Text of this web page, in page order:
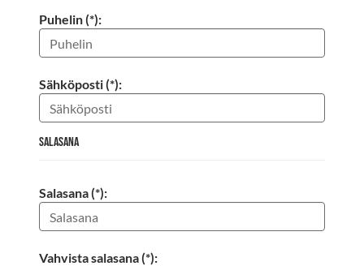
Puhelin (*):
Sähköposti (*):
Salasana
Salasana (*):
Vahvista salasana (*):